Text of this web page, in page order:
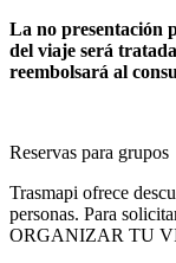
La no presentación
del viaje será
reembolsará al
Reservas para grupos
Trasmapi ofrece
personas. Para
ORGANIZAR TU